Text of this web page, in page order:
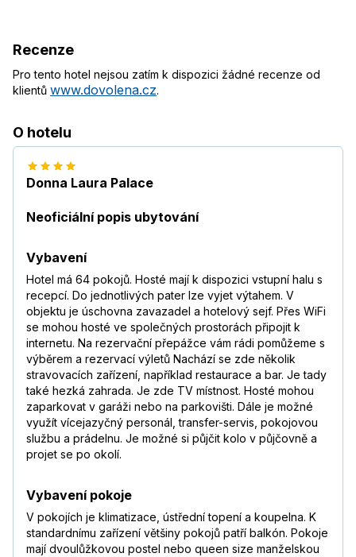
Recenze
Pro tento hotel nejsou zatím k dispozici žádné recenze od
klientů www.dovolena.cz.
O hotelu
Donna Laura Palace
Neoficiální popis ubytování
Vybavení
Hotel má 64 pokojů. Hosté mají k dispozici vstupní halu s
recepcí. Do jednotlivých pater lze vyjet výtahem. V
objektu je úschovna zavazadel a hotelový sejf. Přes WiFi
se mohou hosté ve společných prostorách připojit k
internetu. Na rezervační přepážce vám rádi pomůžeme s
výběrem a rezervací výletů Nachází se zde několik
stravovacích zařízení, například restaurace a bar. Je tady
také hezká zahrada. Je zde TV místnost. Hosté mohou
zaparkovat v garáži nebo na parkovišti. Dále je možné
využít vícejazyčný personál, transfer-servis, pokojovou
službu a prádelnu. Je možné si půjčit kolo v půjčovně a
projet se po okolí.
Vybavení pokoje
V pokojích je klimatizace, ústřední topení a koupelna. K
standardnímu zařízení většiny pokojů patří balkón. Pokoje
mají dvoulůžkovou postel nebo queen size manželskou